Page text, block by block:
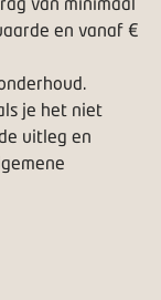
en vanaf €
je het niet
uitleg en